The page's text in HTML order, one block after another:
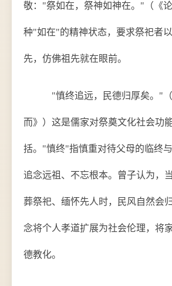
敬："祭如在，祭神如神在。"（《
种"如在"的精神状态，要求祭祀者
先，仿佛祖先就在眼前。
"慎终追远，民德归厚矣。"
而》）这是儒家对祭奠文化社会功
括。"慎终"指慎重对待父母的临终
追念远祖、不忘根本。曾子认为，
葬祭祀、缅怀先人时，民风自然会
念将个人孝道扩展为社会伦理，将
德教化。